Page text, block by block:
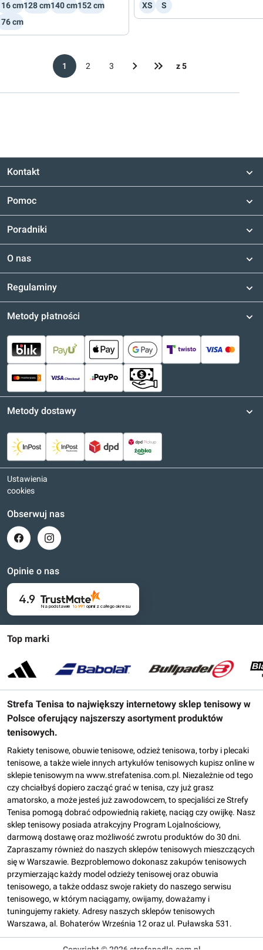
cm128 cm140 cm152 cm
cm
XS S
1 2 3 z 5
Kontakt
Pomoc
Poradniki
O nas
Regulaminy
Top marki
Strefa Tenisa to największy internetowy sklep tenisowy w
Polsce oferujący najszerszy asortyment produktów
tenisowych.
Rakiety tenisowe, obuwie tenisowe, odzież tenisowa, torby i plecaki
tenisowe, a także wiele innych artykułów tenisowych kupisz online w
sklepie tenisowym na www.strefatenisa.com.pl. Niezależnie od tego
czy chciałbyś dopiero zacząć grać w tenisa, czy już grasz
amatorsko, a może jesteś już zawodowcem, to specjaliści ze Strefy
Tenisa pomogą dobrać odpowiednią rakietę, naciąg czy owijkę. Nasz
sklep tenisowy posiada atrakcyjny Program Lojalnościowy,
darmową dostawę oraz możliwość zwrotu produktów do 30 dni.
Zapraszamy również do naszych sklepów tenisowych mieszczących
się w Warszawie. Bezproblemowo dokonasz zakupów tenisowych
przymierzając każdy model odzieży tenisowej oraz obuwia
tenisowego, a także oddasz swoje rakiety do naszego serwisu
tenisowego, w którym naciągamy, owijamy, doważamy i
tuningujemy rakiety. Adresy naszych sklepów tenisowych
Warszawa, al. Bohaterów Września 12 oraz ul. Puławska 531.
Metody płatności
Metody dostawy
Ustawienia
cookies
Obserwuj nas
Opinie o nas
4.9
Na podstawie 16 991 opinii z całego okresu